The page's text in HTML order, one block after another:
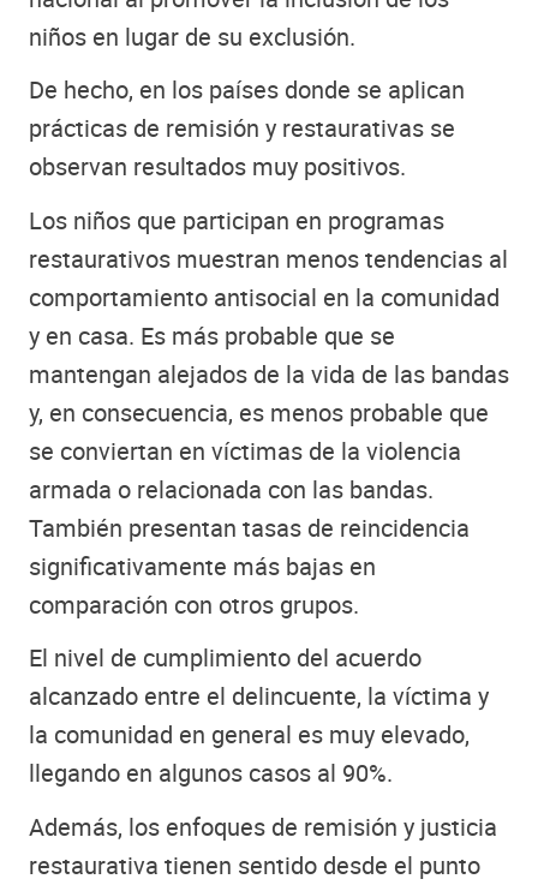
niños en lugar de su exclusión.
De hecho, en los países donde se aplican
prácticas de remisión y restaurativas se
observan resultados muy positivos.
Los niños que participan en programas
restaurativos muestran menos tendencias al
comportamiento antisocial en la comunidad
y en casa. Es más probable que se
mantengan alejados de la vida de las bandas
y, en consecuencia, es menos probable que
se conviertan en víctimas de la violencia
armada o relacionada con las bandas.
También presentan tasas de reincidencia
significativamente más bajas en
comparación con otros grupos.
El nivel de cumplimiento del acuerdo
alcanzado entre el delincuente, la víctima y
la comunidad en general es muy elevado,
llegando en algunos casos al 90%.
Además, los enfoques de remisión y justicia
restaurativa tienen sentido desde el punto